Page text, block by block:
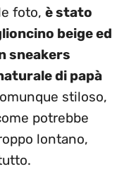
foto, è stato
beige ed
sneakers
di papà
stiloso,
potrebbe
lontano,